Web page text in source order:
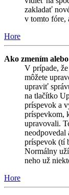
zakladať
v tomto fóre,
Hore
Ako zmením
V prípade,
môžete
upraviť
na tlačítko
príspevok a
príspevkom,
upravovali.
neodpovedal
príspevok (tí
Normálny
neho už
Hore